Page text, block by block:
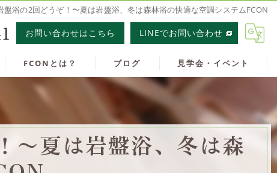
浴の2回どうぞ！〜夏は岩盤浴、冬は森林浴の快適な空調システムFCON
お問い合わせはこちら LINEでお問い合わせ
FCONとは？ ブログ 見学会・イベント
〜夏は岩盤浴、冬は森